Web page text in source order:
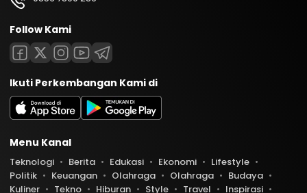
Follow Kami
Ikuti Perkembangan Kami di
Menu Kanal
Teknologi Berita Edukasi Ekonomi
Lifestyle
Politik
Keuangan Olahraga Olahraga
Budaya
Kuliner
Tekno Hiburan Style Travel Inspirasi